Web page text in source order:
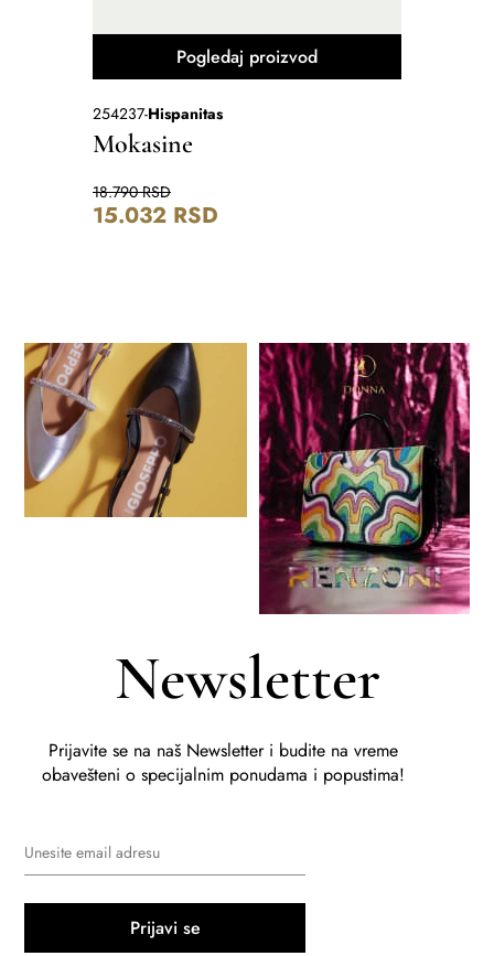
Pogledaj proizvod
254237-Hispanitas
Mokasine
18.790RSD
15.032 RSD
Newsletter
Prijavite se na naš Newsletter i budite na vreme
obavešteni o specijalnim ponudama i popustima!
Prijavi se